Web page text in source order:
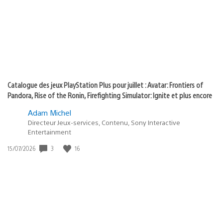
Catalogue des jeux PlayStation Plus pour juillet : Avatar: Frontiers of
Pandora, Rise of the Ronin, Firefighting Simulator: Ignite et plus encore
Adam Michel
Directeur Jeux-services, Contenu, Sony Interactive
Entertainment
Date
15/07/2026 3 16